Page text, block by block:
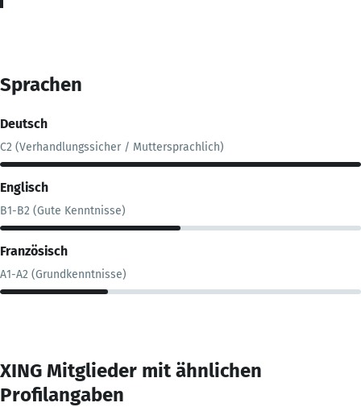
Sprachen
Deutsch
C2 (Verhandlungssicher / Muttersprachlich)
Englisch
B1-B2 (Gute Kenntnisse)
Französisch
A1-A2 (Grundkenntnisse)
XING Mitglieder mit ähnlichen
Profilangaben